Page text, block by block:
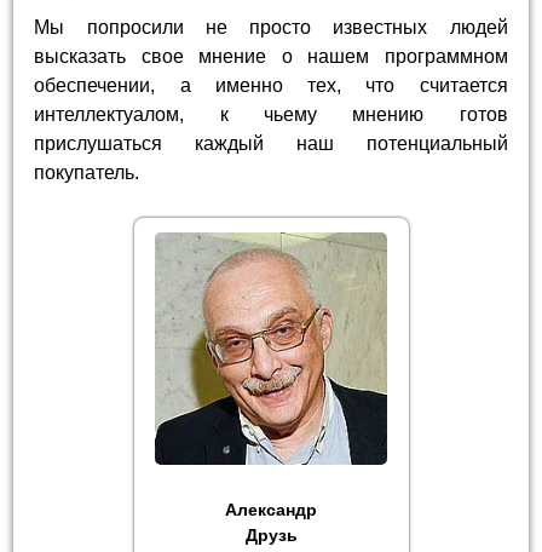
Мы попросили не просто известных людей
высказать свое мнение о нашем программном
обеспечении, а именно тех, что считается
интеллектуалом, к чьему мнению готов
прислушаться каждый наш потенциальный
покупатель.
Александр
Друзь